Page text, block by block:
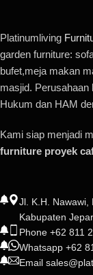
Platinumliving
garden furniture:
bufet,meja makan
masjid.
Hukum dan HAM
Kami siap menjadi
furniture proyek
Jl. K.H. Nawawi,
Kabupaten
Phone +62 811
Whatsapp +62
Email